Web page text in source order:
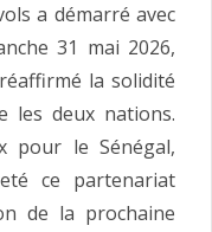
a démarré avec
31 mai 2026,
la solidité
les deux nations.
pour le Sénégal,
ce partenariat
de la prochaine